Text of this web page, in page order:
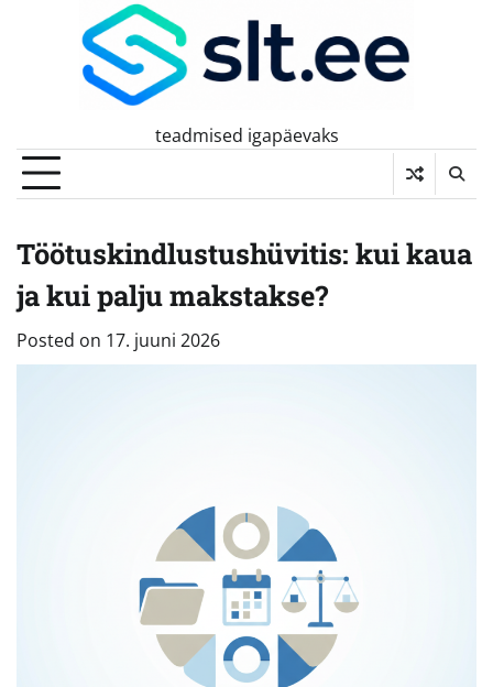
teadmised igapäevaks
Töötuskindlustushüvitis: kui kaua
ja kui palju makstakse?
Posted on 17. juuni 2026